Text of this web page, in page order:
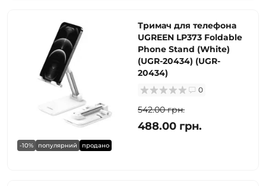
-10% популярний продано
Тримач для телефона
UGREEN LP373 Foldable
Phone Stand (White)
(UGR-20434) (UGR-
20434)
0
542.00 грн.
488.00 грн.